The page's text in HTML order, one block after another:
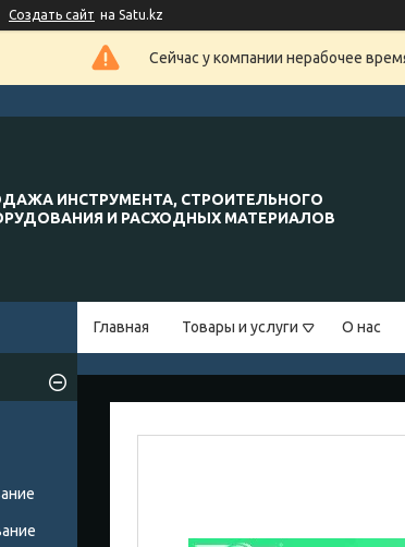
Создать сайт на Satu.kz
Сейчас у компании нерабочее
ИНСТРУМЕНТА, СТРОИТЕЛЬНОГО
И РАСХОДНЫХ МАТЕРИАЛОВ
Главная Товары и услуги О нас